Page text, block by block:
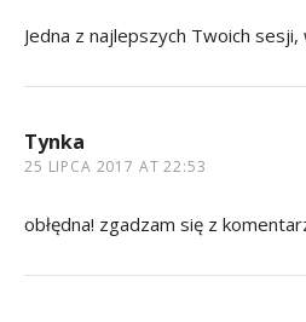
Jedna z najlepszych Twoich
Tynka
25 LIPCA 2017 AT 22:53
obłędna! zgadzam się z